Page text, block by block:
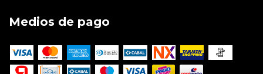
Medios de pago